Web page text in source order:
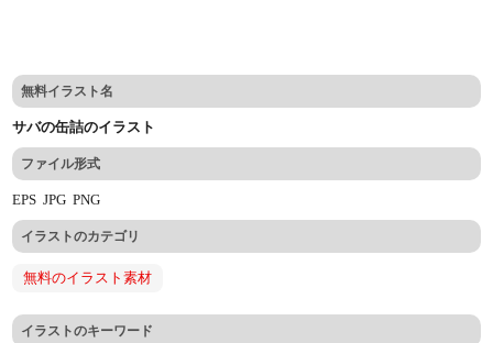
無料イラスト名
サバの缶詰のイラスト
ファイル形式
EPSJPGPNG
イラストのカテゴリ
無料のイラスト素材
イラストのキーワード